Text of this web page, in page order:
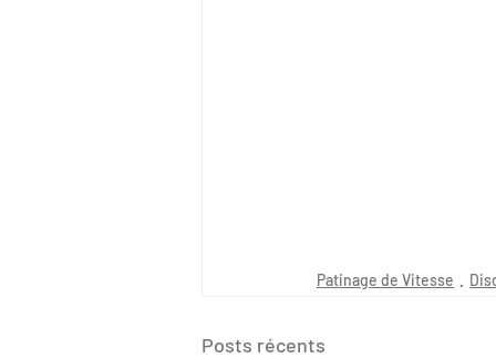
Patinage de Vitesse
Posts récents